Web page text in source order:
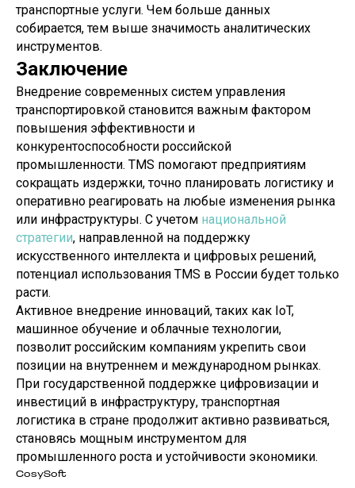
транспортные услуги. Чем больше данных
собирается, тем выше значимость аналитических
инструментов.
Заключение
Внедрение современных систем управления
транспортировкой становится важным фактором
повышения эффективности и
конкурентоспособности российской
промышленности. TMS помогают предприятиям
сокращать издержки, точно планировать логистику и
оперативно реагировать на любые изменения рынка
или инфраструктуры. С учетом национальной
стратегии, направленной на поддержку
искусственного интеллекта и цифровых решений,
потенциал использования TMS в России будет только
расти.
Активное внедрение инноваций, таких как IoT,
машинное обучение и облачные технологии,
позволит российским компаниям укрепить свои
позиции на внутреннем и международном рынках.
При государственной поддержке цифровизации и
инвестиций в инфраструктуру, транспортная
логистика в стране продолжит активно развиваться,
становясь мощным инструментом для
промышленного роста и устойчивости экономики.
CosySoft